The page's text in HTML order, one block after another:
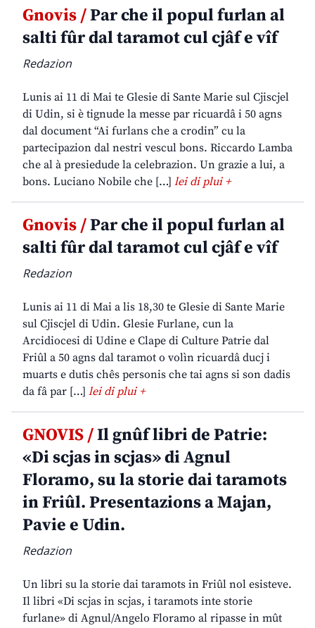
Gnovis /Par che il popul furlan al
salti fûr dal taramot cul cjâf e vîf
Redazion
Lunis ai 11 di Mai te Glesie di Sante Marie sul Cjiscjel
di Udin, si è tignude la messe par ricuardâ i 50 agns
dal document “Ai furlans che a crodin” cu la
partecipazion dal nestri vescul bons. Riccardo Lamba
che al à presiedude la celebrazion. Un grazie a lui, a
bons. Luciano Nobile che […] lei di plui +
Gnovis /Par che il popul furlan al
salti fûr dal taramot cul cjâf e vîf
Redazion
Lunis ai 11 di Mai a lis 18,30 te Glesie di Sante Marie
sul Cjiscjel di Udin. Glesie Furlane, cun la
Arcidiocesi di Udine e Clape di Culture Patrie dal
Friûl a 50 agns dal taramot o volìn ricuardâ ducj i
muarts e dutis chês personis che tai agns si son dadis
da fâ par […] lei di plui +
GNOVIS /Il gnûf libri de Patrie:
«Di scjas in scjas» di Agnul
Floramo, su la storie dai taramots
in Friûl. Presentazions a Majan,
Pavie e Udin.
Redazion
Un libri su la storie dai taramots in Friûl nol esisteve.
Il libri «Di scjas in scjas, i taramots inte storie
furlane» di Agnul/Angelo Floramo al ripasse in mût